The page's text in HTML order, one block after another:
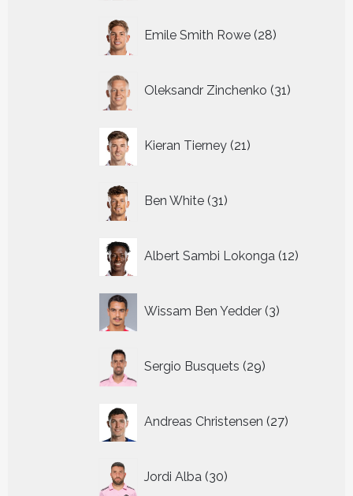
Emile Smith Rowe 28
producten
Oleksandr Zinchenko 31
producten
Kieran Tierney 21
producten
Ben White 31
producten
Albert Sambi Lokonga 12
Wissam Ben Yedder 3
producten
Sergio Busquets 29
producten
Andreas Christensen 27
producten
Jordi Alba 30
producten